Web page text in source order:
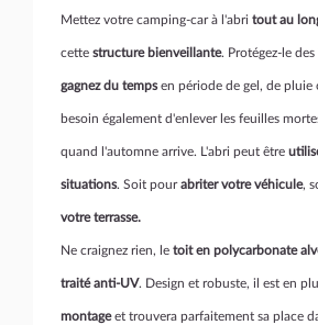
Mettez votre camping-car à l'abri tout au
cette structure bienveillante. Protégez-le
gagnez du tempsen période de gel, de pluie
besoin également d'enlever les feuilles
quand l'automne arrive. L'abri peut être
situations. Soit pourabriter votre véhicule,
votre terrasse.
Ne craignez rien, le toit en polycarbonate
traité anti-UV. Design et robuste, il est en
montageet trouvera parfaitement sa place